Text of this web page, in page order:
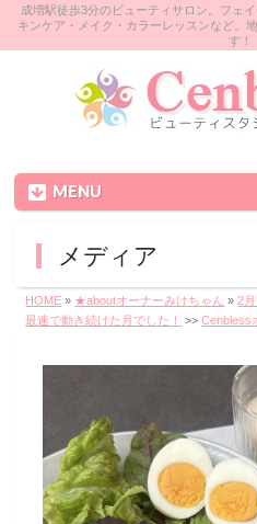
成増駅徒歩3分のビューティサロン。フェ
キンケア・メイク・カラーレッスンなど。
す！
MENU
メディア
HOME » ★aboutオーナーみけちゃん »2
最速で動き続けた月でした！
>>Cenbless